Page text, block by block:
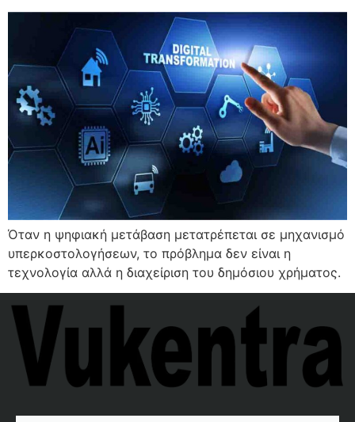
Όταν η ψηφιακή μετάβαση μετατρέπεται σε μηχανισμό
υπερκοστολογήσεων, το πρόβλημα δεν είναι η
τεχνολογία αλλά η διαχείριση του δημόσιου χρήματος.